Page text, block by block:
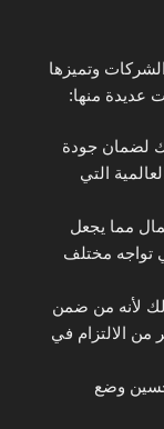
تطوير الشركات وتميزها
عديدة منها:
لضمان جودة
التي
مما يجعل
تواجه مختلف
لأنه من ضمن
توافر قدر كبير من الالتزام في
وضع